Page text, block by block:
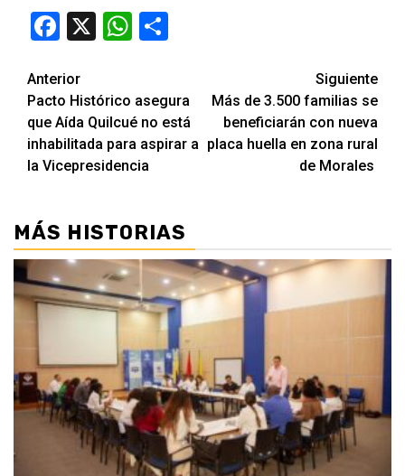
Facebook
X WhatsApp
Seguir
leyendo
Anterior
Pacto Histórico asegura
que Aída Quilcué no está
inhabilitada para aspirar a
la Vicepresidencia
Siguiente
Más de 3.500 familias se
beneficiarán con nueva
placa huella en zona rural
de Morales
MÁS HISTORIAS